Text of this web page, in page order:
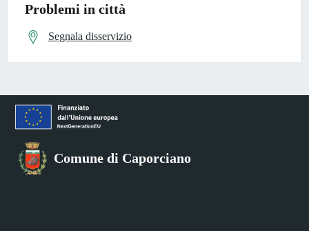
Problemi in città
Segnala disservizio
Comune di Caporciano